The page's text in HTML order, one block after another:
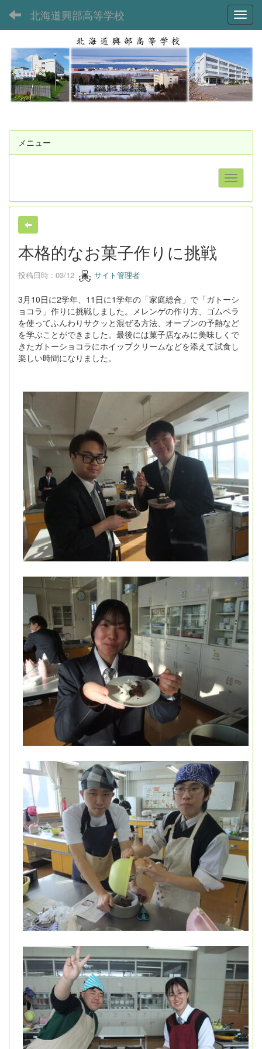
北海道興部高等学校
メニュー
本格的なお菓子作りに挑戦
投稿日時 : 03/12 サイト管理者
3月10日に2学年、11日に1学年の「家庭総合」で「ガトーシ
ョコラ」作りに挑戦しました。メレンゲの作り方、ゴムベラ
を使ってふんわりサクッと混ぜる方法、オーブンの予熱など
を学ぶことができました。最後には菓子店なみに美味しくで
きたガトーショコラにホイップクリームなどを添えて試食し
楽しい時間になりました。